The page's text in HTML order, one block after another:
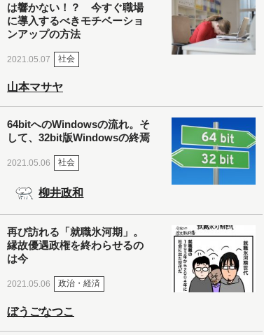
は響かない！？ 今すぐ職場
に導入するべきモチベーショ
ンアップの方法
2021.05.07 社会
山本マサヤ
64bitへのWindowsの流れ。そ
して、32bit版Windowsの終焉
2021.05.06 社会
柳井政和
再び訪れる「就職氷河期」。
縁故優遇政権を終わらせるの
は今
2021.05.06 政治・経済
ぼうごなつこ